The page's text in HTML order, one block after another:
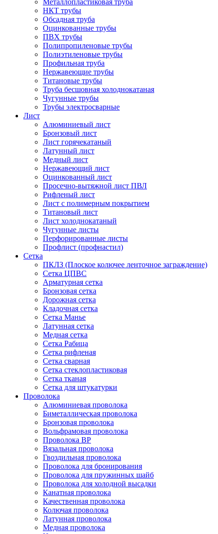
Металлопластиковая труба
НКТ трубы
Обсадная труба
Оцинкованные трубы
ПВХ трубы
Полипропиленовые трубы
Полиэтиленовые трубы
Профильная труба
Нержавеющие трубы
Титановые трубы
Труба бесшовная холоднокатаная
Чугунные трубы
Трубы электросварные
Лист
Алюминиевый лист
Бронзовый лист
Лист горячекатаный
Латунный лист
Медный лист
Нержавеющий лист
Оцинкованный лист
Просечно-вытяжной лист ПВЛ
Рифленый лист
Лист с полимерным покрытием
Титановый лист
Лист холоднокатаный
Чугунные листы
Перфорированные листы
Профлист (профнастил)
Сетка
ПКЛЗ (Плоское колючее ленточное заграждение)
Сетка ЦПВС
Арматурная сетка
Бронзовая сетка
Дорожная сетка
Кладочная сетка
Сетка Манье
Латунная сетка
Медная сетка
Сетка Рабица
Сетка рифленая
Сетка сварная
Сетка стеклопластиковая
Сетка тканая
Сетка для штукатурки
Проволока
Алюминиевая проволока
Биметаллическая проволока
Бронзовая проволока
Вольфрамовая проволока
Проволока ВР
Вязальная проволока
Гвоздильная проволока
Проволока для бронирования
Проволока для пружинных шайб
Проволока для холодной высадки
Канатная проволока
Качественная проволока
Колючая проволока
Латунная проволока
Медная проволока